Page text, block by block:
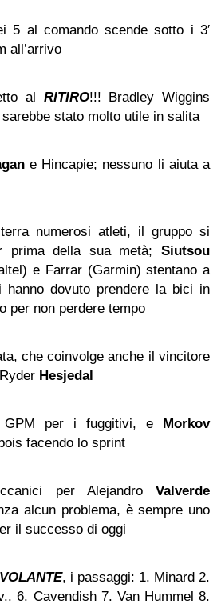
5 al comando scende sotto i 3′
all’arrivo
al RITIRO!!! Bradley Wiggins
stato molto utile in salita
e Hincapie; nessuno li aiuta a
numerosi atleti, il gruppo si
prima della sua metà; Siutsou
e Farrar (Garmin) stentano a
hanno dovuto prendere la bici in
per non perdere tempo
che coinvolge anche il vincitore
Hesjedal
GPM per i fuggitivi, e Morkov
facendo lo sprint
per Alejandro Valverde
alcun problema, è sempre uno
il successo di oggi
, i passaggi: 1. Minard 2.
6. Cavendish 7. Van Hummel 8.